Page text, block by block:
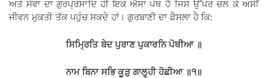
ਅਤੇ ਸੇਵਾ ਦਾ ਗੁਰਪ੍ਰਸਾਦਿ ਹੀ ਇਕ ਐਸਾ ਪੰਥ ਹੈ ਜਿਸ ਉੱਪਰ ਚਲ ਕੇ ਅਸੀਂ
ਜੀਵਨ ਮੁਕਤੀ ਤੱਕ ਪਹੁੰਚ ਸਕਦੇ ਹਾਂ। ਗੁਰਬਾਣੀ ਦਾ ਫ਼ੈਸਲਾ ਹੈ ਕਿ:
ਸਿਮ੍ਰਿਤਿ ਬੇਦ ਪੁਰਾਣ ਪੁਕਾਰਨਿ ਪੋਥੀਆ ॥
ਨਾਮ ਬਿਨਾ ਸਭਿ ਕੂੜੁ ਗਾਲ੍ਹ੍ਹੀ ਹੋਛੀਆ ॥੧॥